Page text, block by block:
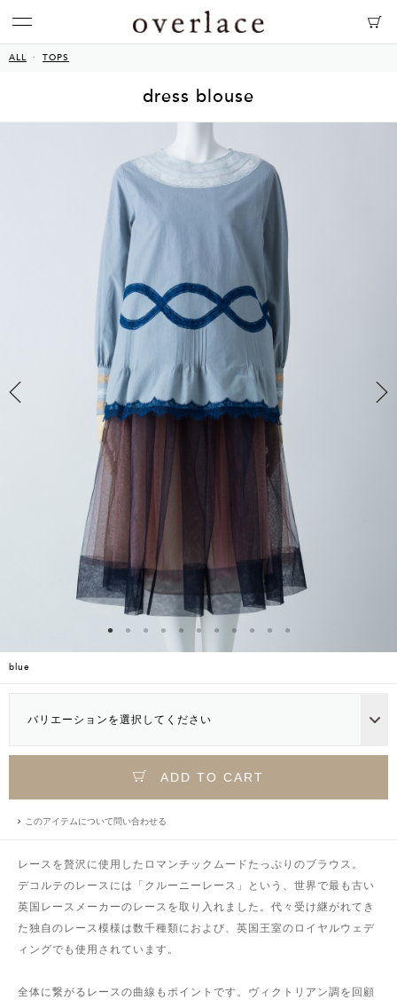
ALL TOPS
dress blouse
blue
バリエーションを選択してください
ADD TO CART
このアイテムについて問い合わせる
レースを贅沢に使用したロマンチックムードたっぷりのブラウス。
デコルテのレースには「クルーニーレース」という、世界で最も古い
英国レースメーカーのレースを取り入れました。代々受け継がれてき
た独自のレース模様は数千種類におよび、英国王室のロイヤルウェデ
ィングでも使用されています。
全体に繋がるレースの曲線もポイントです。ヴィクトリアン調を回顧